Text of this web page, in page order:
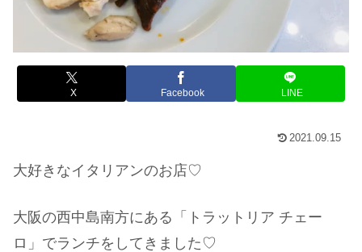
X Facebook LINE
2021.09.15
大好きなイタリアンのお店♡
大阪の西中島南方にある「トラットリア チェー
ロ」でランチをしてきました♡